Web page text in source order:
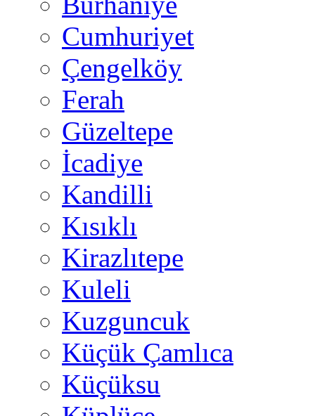
Cumhuriyet
Çengelköy
Ferah
Güzeltepe
İcadiye
Kandilli
Kısıklı
Kirazlıtepe
Kuleli
Kuzguncuk
Küçük Çamlıca
Küçüksu